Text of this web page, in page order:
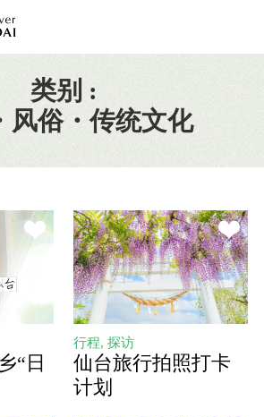
类别 :
风俗・传统文化
“日
行程, 探访
仙台旅行拍照打卡
计划